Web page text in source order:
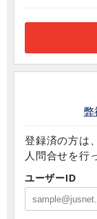
弊
登録済の方は
人問合せを行
ユーザーID